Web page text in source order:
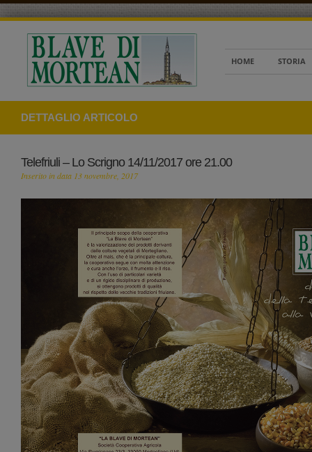
HOME STORIA
DETTAGLIO ARTICOLO
Telefriuli – Lo Scrigno 14/11/2017 ore 21.00
Inserito in data 13 novembre, 2017